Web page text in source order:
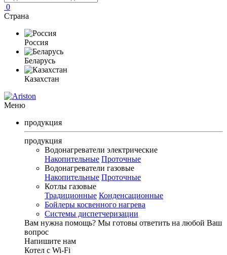
0
Страна
Россия
Беларусь
Казахстан
Меню
продукция
продукция
Водонагреватели электрические
Накопительные Проточные
Водонагреватели газовые
Накопительные Проточные
Котлы газовые
Традиционные Конденсационные
Бойлеры косвенного нагрева
Системы диспетчеризации
Вам нужна помощь? Мы готовы ответить на любой Ваш
вопрос
Напишите нам
Котел с Wi-Fi